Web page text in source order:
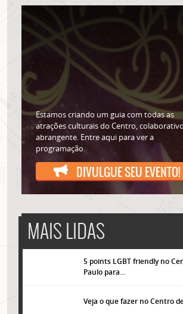
Estamos criando um guia com todas as
atrações culturais do Centro,
abrangente. Entre aqui para ver a
programação.
DIVULGUE SEU EVENTO!
MAIS LIDAS
5 points LGBT friendly no
Paulo para…
Veja o que fazer no Centro
ASSINE
NOSSA NEWSLETTER!
Clique no botão abaixo para receber notícias
centro de São Paulo no seu email.
CLIQUE AQUI
não mostrar